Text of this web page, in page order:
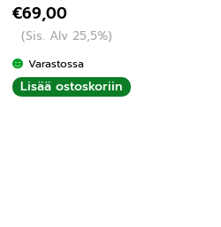
€69,00
(Sis. Alv 25,5%)
Varastossa
Lisää ostoskoriin